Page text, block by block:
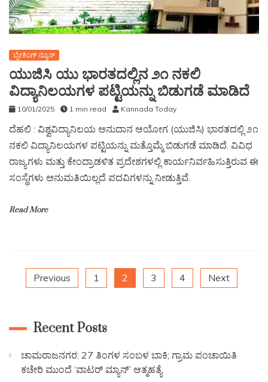
ಬ್ರೇಕಿಂಗ್ ನ್ಯೂಸ್
ಯುಜಿಸಿ ಯು ಭಾರತದಲ್ಲಿನ ೨೧ ನಕಲಿ
ವಿದ್ಯಾನಿಲಯಗಳ ಪಟ್ಟಿಯನ್ನು ಬಿಡುಗಡೆ ಮಾಡಿದೆ
10/01/2025 1 min read Kannada Today
ದೆಹಲಿ : ವಿಶ್ವವಿದ್ಯಾನಿಲಯ ಅನುದಾನ ಆಯೋಗ (ಯುಜಿಸಿ) ಭಾರತದಲ್ಲಿ ೨೧
ನಕಲಿ ವಿದ್ಯಾನಿಲಯಗಳ ಪಟ್ಟಿಯನ್ನು ಮತ್ತೊಮ್ಮೆ ಬಿಡುಗಡೆ ಮಾಡಿದೆ. ವಿವಿಧ
ರಾಜ್ಯಗಳು ಮತ್ತು ಕೇಂದ್ರಾಡಳಿತ ಪ್ರದೇಶಗಳಲ್ಲಿ ಕಾರ್ಯನಿರ್ವಹಿಸುತ್ತಿರುವ ಈ
ಸಂಸ್ಥೆಗಳು ಅನುಮತಿಯಿಲ್ಲದೆ ಪದವಿಗಳನ್ನು ನೀಡುತ್ತಿವೆ.
Read More
Previous 1 2 3 4 Next
Recent Posts
ಚಾಮರಾಜನಗರ: 27 ತಿಂಗಳ ಸಂಬಳ ಬಾಕಿ; ಗ್ರಾಮ ಪಂಚಾಯಿತಿ
ಕಚೇರಿ ಮುಂದೆ ‘ವಾಟರ್ ಮ್ಯಾನ್’ ಆತ್ಮಹತ್ಯೆ